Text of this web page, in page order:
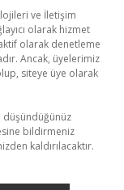
ve İletişim
olarak hizmet
olarak denetleme
Ancak, üyelerimiz
siteye üye olarak
düşündüğünüz
bildirmeniz
kaldırılacaktır.